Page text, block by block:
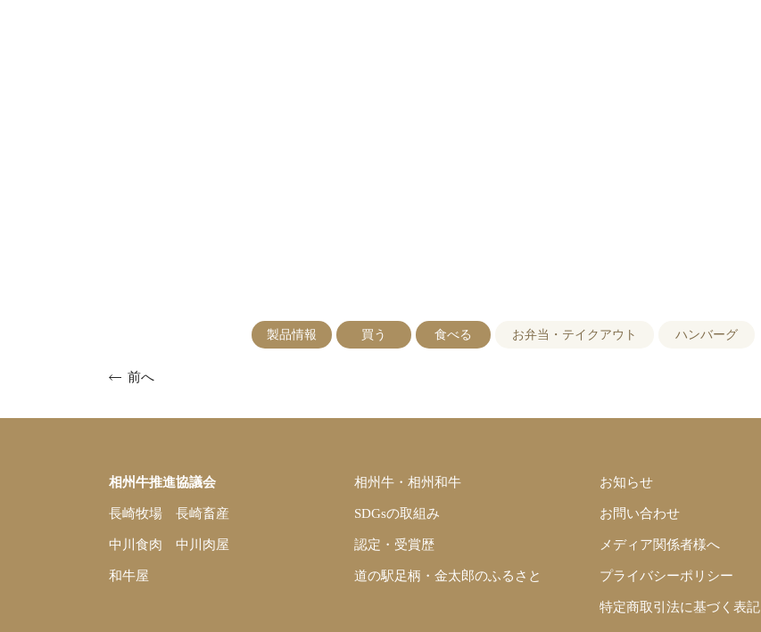
製品情報 買う 食べる お弁当・テイクアウト ハンバーグ
前へ
相州牛推進協議会
長崎牧場 長崎畜産
中川食肉 中川肉屋
和牛屋
相州牛・相州和牛
SDGsの取組み
認定・受賞歴
道の駅足柄・金太郎のふるさと
お知らせ
お問い合わせ
メディア関係者様へ
プライバシーポリシー
特定商取引法に基づく表記